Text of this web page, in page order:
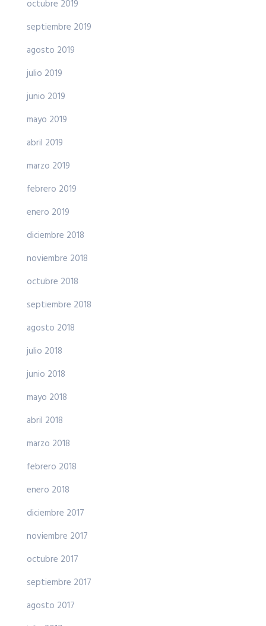
octubre 2019
septiembre 2019
agosto 2019
julio 2019
junio 2019
mayo 2019
abril 2019
marzo 2019
febrero 2019
enero 2019
diciembre 2018
noviembre 2018
octubre 2018
septiembre 2018
agosto 2018
julio 2018
junio 2018
mayo 2018
abril 2018
marzo 2018
febrero 2018
enero 2018
diciembre 2017
noviembre 2017
octubre 2017
septiembre 2017
agosto 2017